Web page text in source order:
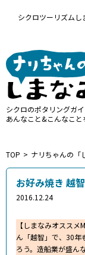
シクロツーリズムし
シクロのポタリングガ
あんなこと&こんなこ
TOP ナリちゃんの「
お好み焼き 越智
2016.12.24
【しまなみオスス
ん「越智」で、30年
ろう。造船業が盛ん